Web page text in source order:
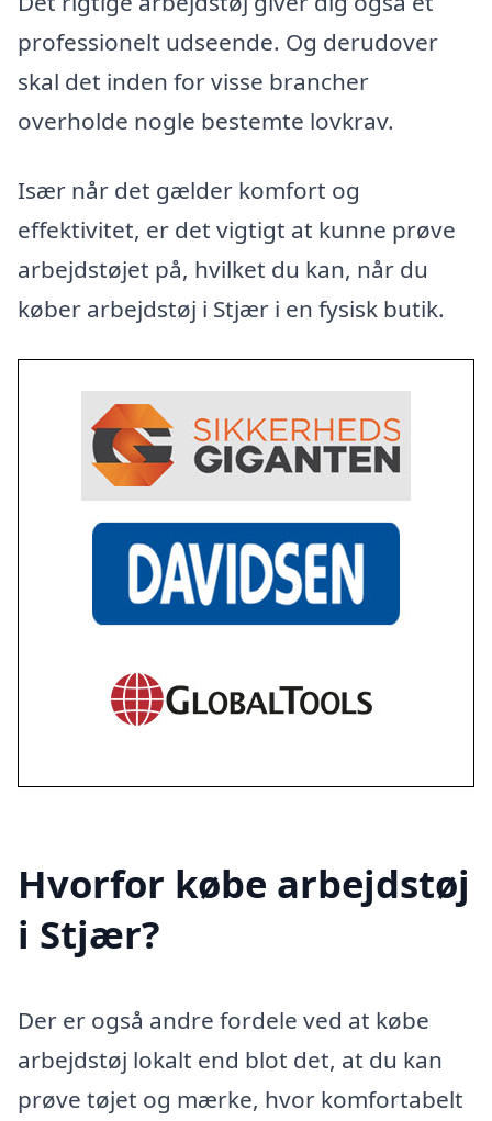
professionelt udseende. Og derudover
skal det inden for visse brancher
overholde nogle bestemte lovkrav.
Især når det gælder komfort og
effektivitet, er det vigtigt at kunne prøve
arbejdstøjet på, hvilket du kan, når du
køber arbejdstøj i Stjær i en fysisk butik.
Hvorfor købe arbejdstøj
i Stjær?
Der er også andre fordele ved at købe
arbejdstøj lokalt end blot det, at du kan
prøve tøjet og mærke, hvor komfortabelt